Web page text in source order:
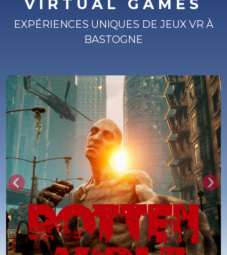
VIRTUAL GAMES
EXPÉRIENCES UNIQUES DE JEUX VR À
BASTOGNE
Previous